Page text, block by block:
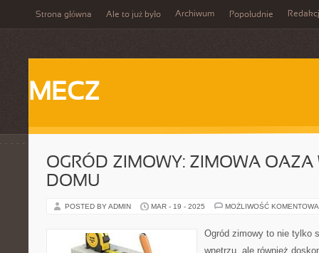
Strona główna Ale to już było Archiwum Popołudnie
MECZ
OGRÓD ZIMOWY: ZIMOWA OAZA
DOMU
POSTED BY ADMIN MAR - 19 - 2025 MOŻLIWOŚĆ
Ogród zimowy to nie tylko
wnętrzu, ale również